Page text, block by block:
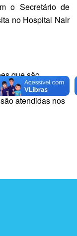
o Secretário de
no Hospital Nair
que são
os profissionais
atendidas nos